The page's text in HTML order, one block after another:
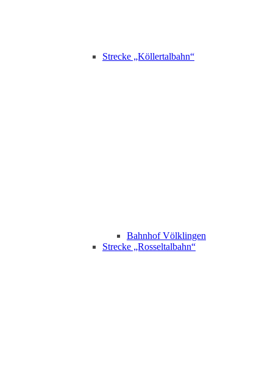
Strecke „Köllertalbahn“
Bahnhof Völklingen
Strecke „Rosseltalbahn“